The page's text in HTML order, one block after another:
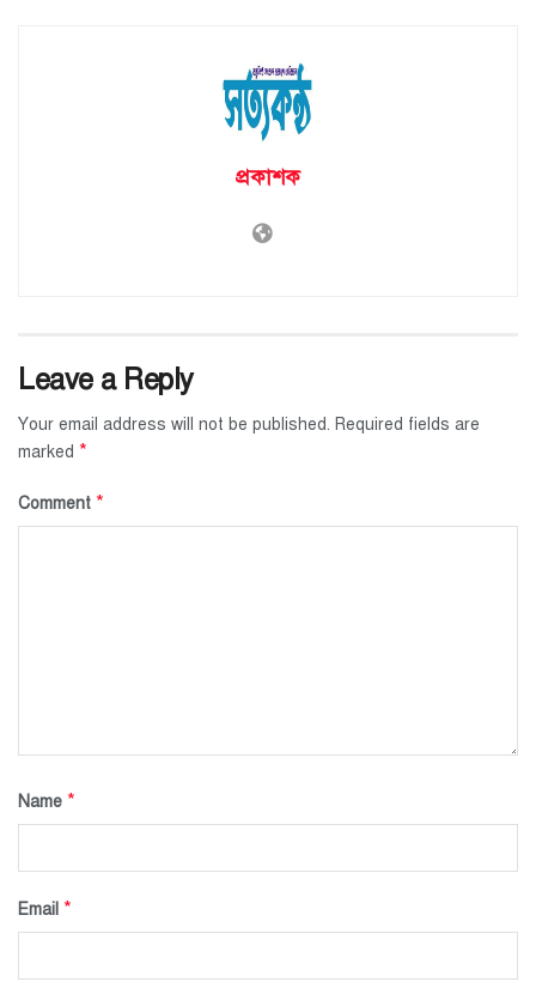
প্রকাশক
Leave a Reply
Your email address will not be published. Required fields are
marked *
Comment *
Name *
Email *